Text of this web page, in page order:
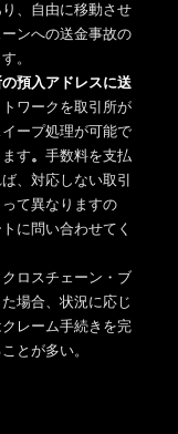
、自由に移動させ
ンへの送金事故の
。
預入アドレスに送
ワークを取引所が
ープ処理が可能で
す。 手数料を支払
、対応しない取引
て異なりますの
に問い合わせてく
クロスチェーン・ブ
場合、状況に応じ
レーム手続きを完
とが多い。